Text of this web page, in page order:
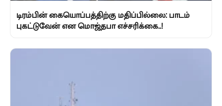
டிரம்பின் கையொப்பத்திற்கு மதிப்பில்லை: பாடம்
புகட்டுவேன் என மொஜ்தபா எச்சரிக்கை..!